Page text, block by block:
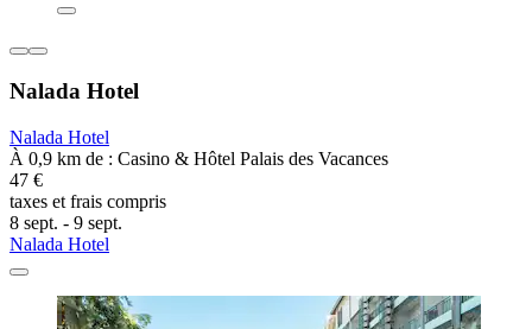
Nalada Hotel
Nalada Hotel
À 0,9 km de : Casino & Hôtel Palais des Vacances
47 €
taxes et frais compris
8 sept. - 9 sept.
Nalada Hotel